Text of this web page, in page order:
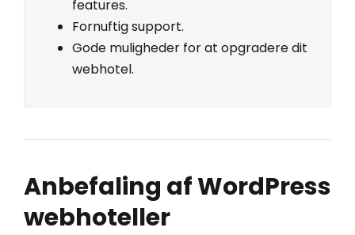
features.
Fornuftig support.
Gode muligheder for at opgradere dit
webhotel.
Anbefaling af WordPress
webhoteller